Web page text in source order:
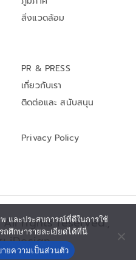
สิ่งแวดล้อม
PR & PRESS
เกี่ยวกับเรา
ติดต่อและ สนับสนุน
Privacy Policy
rights reserved.,
ย iDesign
และประสบการณ์ที่ดีในการใช้
ศึกษารายละเอียดได้ที่นี่
ยความเป็นส่วนตัว